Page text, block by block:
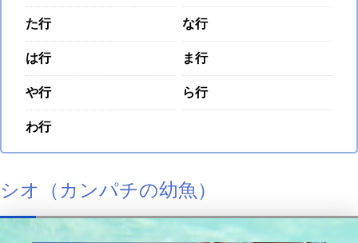
た行 な行
は行 ま行
や行 ら行
わ行
シオ（カンパチの幼魚）